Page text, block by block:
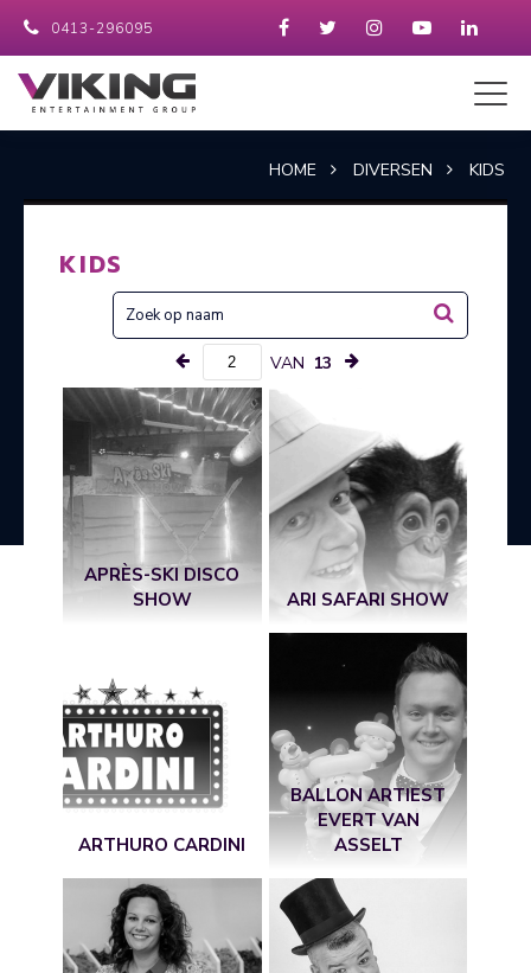
0413-296095
HOME DIVERSEN KIDS
KIDS
VAN 13
APRÈS-SKI DISCO
SHOW
ARI SAFARI SHOW
ARTHURO CARDINI
BALLON ARTIEST
EVERT VAN
ASSELT